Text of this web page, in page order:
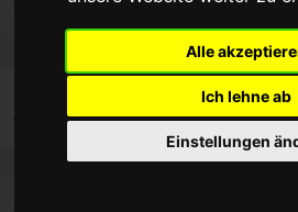
Alle
Ich lehne ab
Einstellungen
Saiteninstrumente
Zubehör
Taschen und Cases
WS-CL110
Bb
ABS-
WS-